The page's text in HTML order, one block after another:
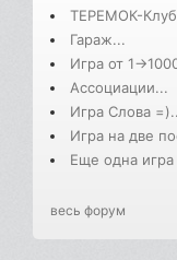
ТЕРЕМОК-Клуб
Гараж...
Игра от 1-
Ассоциации...
Игра Слова
Игра на две
Еще одна игра
весь форум